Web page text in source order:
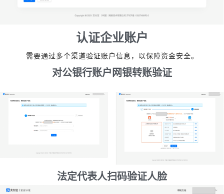
认证企业账户
需要通过多个渠道验证账户信息，以保障资金安全。
对公银行账户网银转账验证
法定代表人扫码验证人脸